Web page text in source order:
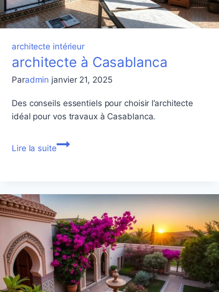
architecte intérieur
architecte à Casablanca
Paradmin janvier 21, 2025
Des conseils essentiels pour choisir l’architecte
idéal pour vos travaux à Casablanca.
Lire la suitearchitecte